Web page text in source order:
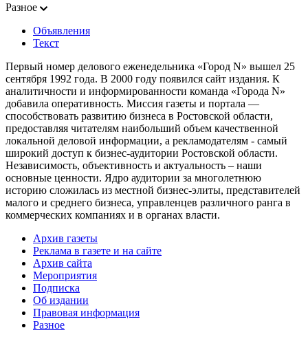
Разное
Объявления
Текст
Первый номер делового еженедельника «Город N» вышел 25
сентября 1992 года. В 2000 году появился сайт издания. К
аналитичности и информированности команда «Города N»
добавила оперативность. Миссия газеты и портала —
способствовать развитию бизнеса в Ростовской области,
предоставляя читателям наибольший объем качественной
локальной деловой информации, а рекламодателям - самый
широкий доступ к бизнес-аудитории Ростовской области.
Независимость, объективность и актуальность – наши
основные ценности. Ядро аудитории за многолетнюю
историю сложилась из местной бизнес-элиты, представителей
малого и среднего бизнеса, управленцев различного ранга в
коммерческих компаниях и в органах власти.
Архив газеты
Реклама в газете и на сайте
Архив сайта
Мероприятия
Подписка
Об издании
Правовая информация
Разное